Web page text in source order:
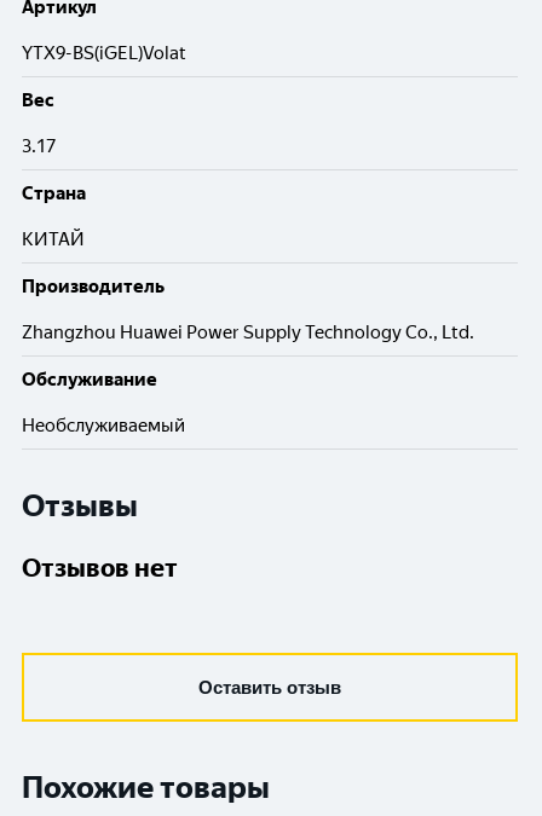
Артикул
YTX9-BS(iGEL)Volat
Вес
3.17
Cтрана
КИТАЙ
Производитель
Zhangzhou Huawei Power Supply Technology Co., Ltd.
Обслуживание
Необслуживаемый
Отзывы
Отзывов нет
Оставить отзыв
Похожие товары